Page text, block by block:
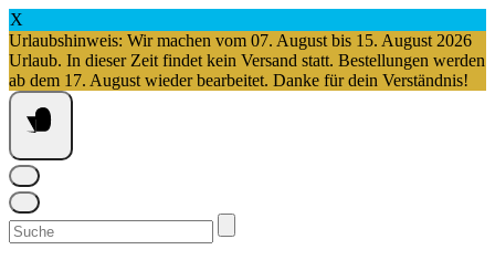
X
Urlaubshinweis: Wir machen vom 07. August bis 15. August 2026
Urlaub. In dieser Zeit findet kein Versand statt. Bestellungen werden
ab dem 17. August wieder bearbeitet. Danke für dein Verständnis!
Springe
zum
Inhalt
Suchen
nach: